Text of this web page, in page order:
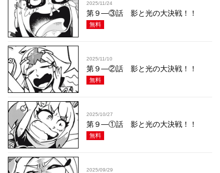
2025/11/24
第９—③話 影と光の大決戦！！
無料
2025/11/10
第９—②話 影と光の大決戦！！
無料
2025/10/27
第９—①話 影と光の大決戦！！
無料
2025/09/29